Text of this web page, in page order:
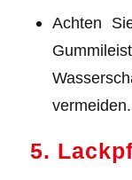
Achten
vermeiden.
5.